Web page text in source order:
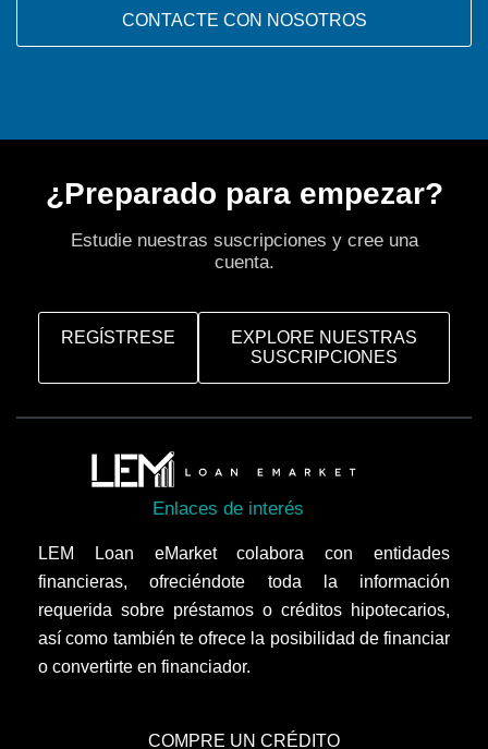
CONTACTE CON NOSOTROS
¿Preparado para empezar?
Estudie nuestras suscripciones y cree una
cuenta.
REGÍSTRESE
EXPLORE NUESTRAS
SUSCRIPCIONES
Enlaces de interés
LEM Loan eMarket colabora con entidades
financieras, ofreciéndote toda la información
requerida sobre préstamos o créditos hipotecarios,
así como también te ofrece la posibilidad de financiar
o convertirte en financiador.
COMPRE UN CRÉDITO